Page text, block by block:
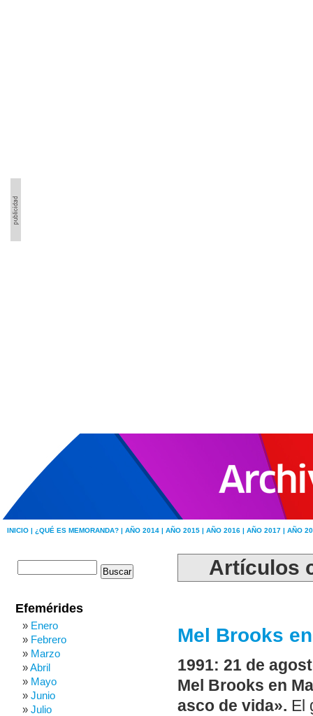
INICIO | ¿QUÉ ES MEMORANDA? | AÑO 2014 | AÑO 2015 | AÑO 2016 | AÑO 2017 | AÑO
Artículos
Mel Brooks
1991: 21 de
Mel Brooks en
asco de vida». El
Efemérides
Enero
Febrero
Marzo
Abril
Mayo
Junio
Julio